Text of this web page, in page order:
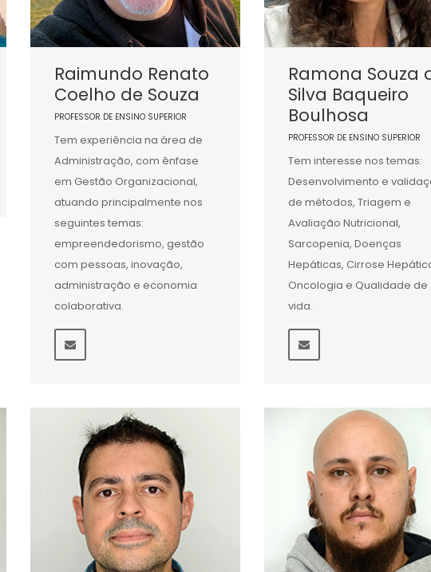
Raimundo Renato
Coelho de Souza
PROFESSOR DE ENSINO SUPERIOR
Tem experiência na área de
Administração, com ênfase
em Gestão Organizacional,
atuando principalmente nos
seguintes temas:
empreendedorismo, gestão
com pessoas, inovação,
administração e economia
colaborativa.
Ramona Souza
Silva Baqueiro
Boulhosa
PROFESSOR DE ENSINO SUPERIOR
Tem interesse nos temas:
Desenvolvimento e
de métodos, Triagem e
Avaliação Nutricional,
Sarcopenia, Doenças
Hepáticas, Cirrose
Oncologia e Qualidade de
vida.